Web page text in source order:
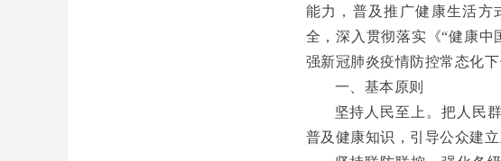
能力，普及推广健康生活方
全，深入贯彻落实《“健康中
强新冠肺炎疫情防控常态化
一、基本原则
坚持人民至上。把人民
普及健康知识，引导公众建